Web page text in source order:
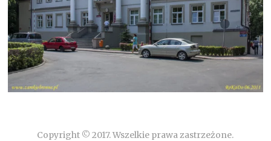
Copyright © 2017. Wszelkie prawa zastrzeżone.